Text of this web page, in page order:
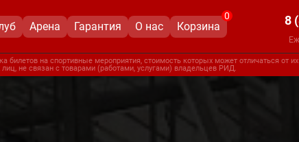
Арена Гарантия О нас Корзина
0 8
на спортивные мероприятия, стоимость которых может отличаться от
не связан с товарами (работами, услугами) владельцев РИД.